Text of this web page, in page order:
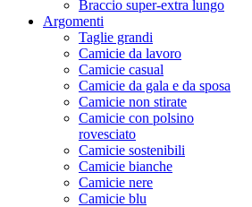
Braccio super-extra lungo
Argomenti
Taglie grandi
Camicie da lavoro
Camicie casual
Camicie da gala e da sposa
Camicie non stirate
Camicie con polsino
rovesciato
Camicie sostenibili
Camicie bianche
Camicie nere
Camicie blu